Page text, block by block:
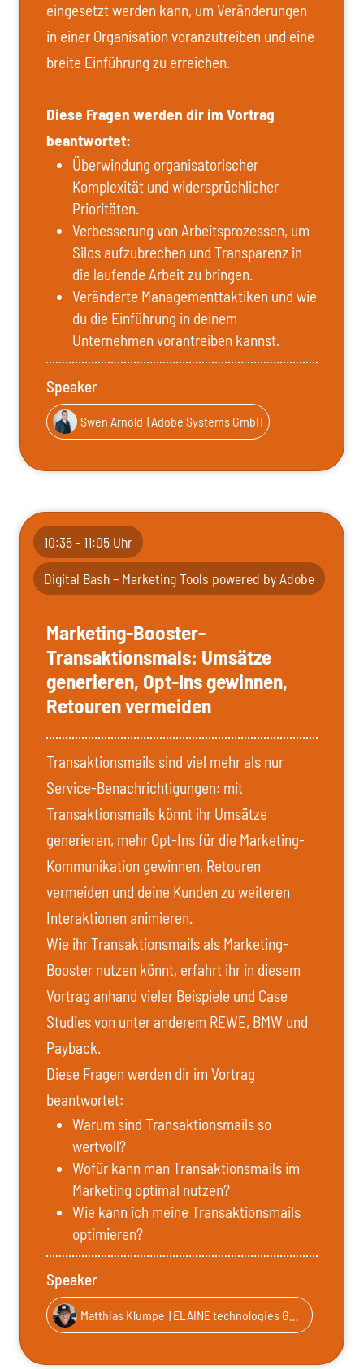
eingesetzt werden kann, um Veränderungen
in einer Organisation voranzutreiben und eine
breite Einführung zu erreichen.
Diese Fragen werden dir im Vortrag
beantwortet:
Überwindung organisatorischer
Komplexität und widersprüchlicher
Prioritäten.
Verbesserung von Arbeitsprozessen, um
Silos aufzubrechen und Transparenz in
die laufende Arbeit zu bringen.
Veränderte Managementtaktiken und wie
du die Einführung in deinem
Unternehmen vorantreiben kannst.
Speaker
Swen Arnold | Adobe Systems GmbH
10:35 - 11:05 Uhr
Digital Bash – Marketing Tools powered by Adobe
Marketing-Booster-
Transaktionsmals: Umsätze
generieren, Opt-Ins gewinnen,
Retouren vermeiden
Transaktionsmails sind viel mehr als nur
Service-Benachrichtigungen: mit
Transaktionsmails könnt ihr Umsätze
generieren, mehr Opt-Ins für die Marketing-
Kommunikation gewinnen, Retouren
vermeiden und deine Kunden zu weiteren
Interaktionen animieren.
Wie ihr Transaktionsmails als Marketing-
Booster nutzen könnt, erfahrt ihr in diesem
Vortrag anhand vieler Beispiele und Case
Studies von unter anderem REWE, BMW und
Payback.
Diese Fragen werden dir im Vortrag
beantwortet:
Warum sind Transaktionsmails so
wertvoll?
Wofür kann man Transaktionsmails im
Marketing optimal nutzen?
Wie kann ich meine Transaktionsmails
optimieren?
Speaker
Matthias Klumpe | ELAINE technologies GmbH – Teil von Entirely